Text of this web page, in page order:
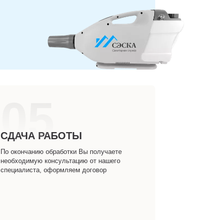
05
СДАЧА РАБОТЫ
По окончанию обработки Вы получаете
необходимую консультацию от нашего
специалиста, оформляем договор